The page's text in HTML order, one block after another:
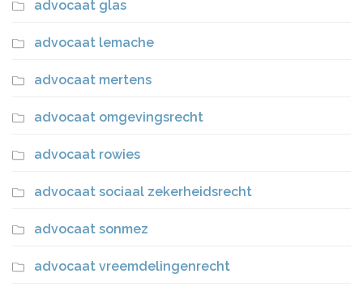
advocaat glas
advocaat lemache
advocaat mertens
advocaat omgevingsrecht
advocaat rowies
advocaat sociaal zekerheidsrecht
advocaat sonmez
advocaat vreemdelingenrecht